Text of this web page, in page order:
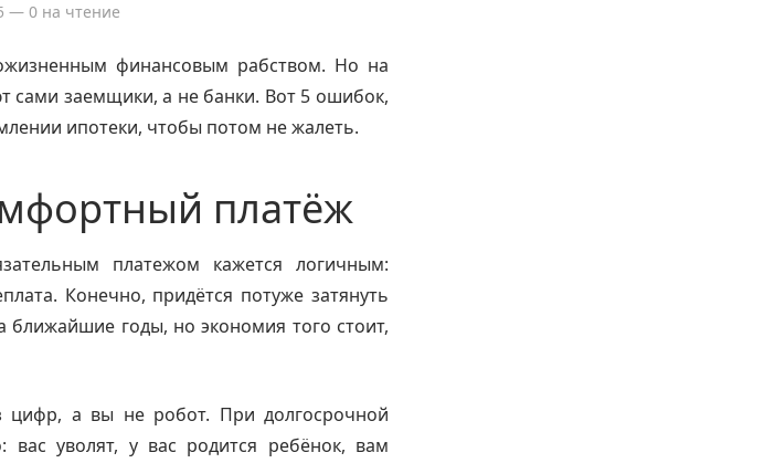
— 0 на чтение
финансовым рабством. Но на
сами заемщики, а не банки. Вот 5 ошибок,
ипотеки, чтобы потом не жалеть.
платёж
платежом кажется логичным:
Конечно, придётся потуже затянуть
ближайшие годы, но экономия того стоит,
цифр, а вы не робот. При долгосрочной
вас уволят, у вас родится ребёнок, вам